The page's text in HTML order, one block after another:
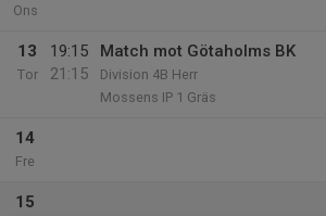
Ons
13
Tor
19:15
21:15
Match mot Götaholms BK
Division 4B Herr
Mossens IP 1 Gräs
14
Fre
15